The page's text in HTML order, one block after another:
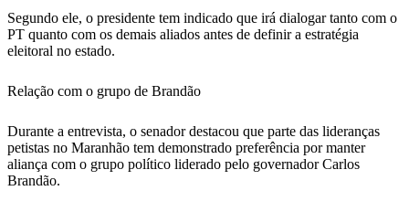
Segundo ele, o presidente tem indicado que irá dialogar tanto com o
PT quanto com os demais aliados antes de definir a estratégia
eleitoral no estado.
Relação com o grupo de Brandão
Durante a entrevista, o senador destacou que parte das lideranças
petistas no Maranhão tem demonstrado preferência por manter
aliança com o grupo político liderado pelo governador Carlos
Brandão.